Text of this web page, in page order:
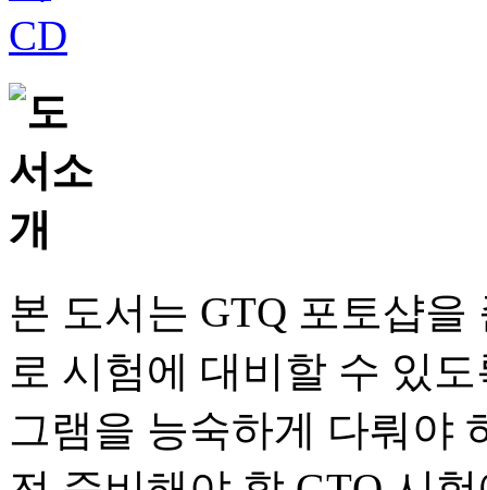
본 도서는 GTQ 포토샵
로 시험에 대비할 수 있
그램을 능숙하게 다뤄야